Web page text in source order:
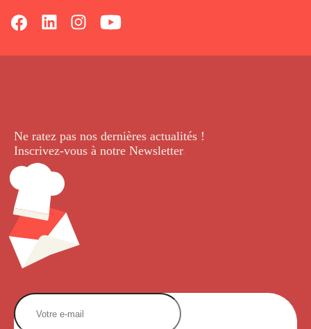
Ne ratez pas nos dernières actualités !
Inscrivez-vous à notre Newsletter.